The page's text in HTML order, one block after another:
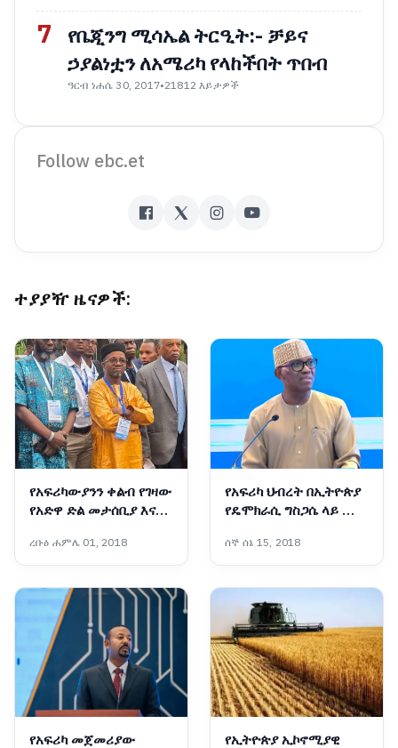
7
የቤጂንግ ሚሳኤል ትርዒት:- ቻይና
ኃያልነቷን ለአሜሪካ የላከችበት ጥበብ
ዓርብ ነሐሴ 30, 2017•21812 እይታዎች
Follow ebc.et
ተያያዥ ዜናዎች:
የአፍሪካውያንን ቀልብ የገዛው
የአድዋ ድል መታሰቢያ እና
ሥራዎች
ረቡዕ ሐምሌ 01, 2018
የአፍሪካ ህብረት በኢትዮጵያ
የዴሞክራሲ ግስጋሴ ላይ ሙሉ
ባንኮሌ አዶዬ
ሰኞ ሰኔ 15, 2018
የአፍሪካ መጀመሪያው
የኢትዮጵያ ኢኮኖሚያዊ